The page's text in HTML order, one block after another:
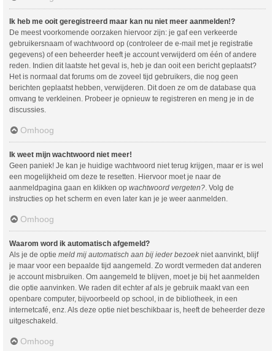
Ik heb me ooit geregistreerd maar kan nu niet meer aanmelden!?
De meest voorkomende oorzaken hiervoor zijn: je gaf een verkeerde
gebruikersnaam of wachtwoord op (controleer de e-mail met je registratie
gegevens) of een beheerder heeft je account verwijderd om één of andere
reden. Indien dit laatste het geval is, heb je dan ooit een bericht geplaatst?
Het is normaal dat forums om de zoveel tijd gebruikers, die nog geen
berichten geplaatst hebben, verwijderen. Dit doen ze om de database qua
omvang te verkleinen. Probeer je opnieuw te registreren en meng je in de
discussies.
Omhoog
Ik weet mijn wachtwoord niet meer!
Geen paniek! Je kan je huidige wachtwoord niet terug krijgen, maar er is wel
een mogelijkheid om deze te resetten. Hiervoor moet je naar de
aanmeldpagina gaan en klikken op wachtwoord vergeten? . Volg de
instructies op het scherm en even later kan je je weer aanmelden.
Omhoog
Waarom word ik automatisch afgemeld?
Als je de optie meld mij automatisch aan bij ieder bezoek niet aanvinkt, blijf
je maar voor een bepaalde tijd aangemeld. Zo wordt vermeden dat anderen
je account misbruiken. Om aangemeld te blijven, moet je bij het aanmelden
die optie aanvinken. We raden dit echter af als je gebruik maakt van een
openbare computer, bijvoorbeeld op school, in de bibliotheek, in een
internetcafé, enz. Als deze optie niet beschikbaar is, heeft de beheerder deze
uitgeschakeld.
Omhoog